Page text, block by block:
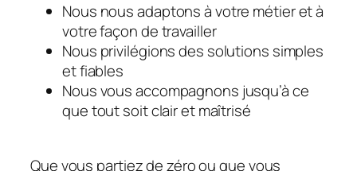
Nous nous adaptons à votre métier et à
votre façon de travailler
Nous privilégions des solutions simples
et fiables
Nous vous accompagnons jusqu’à ce
que tout soit clair et maîtrisé
Que vous partiez de zéro ou que vous